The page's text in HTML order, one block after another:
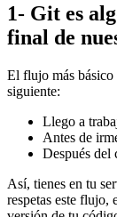
1- Git es
final de
El flujo más básico
siguiente:
Llego a
Antes de
Después del
Así, tienes en tu
respetas este flujo,